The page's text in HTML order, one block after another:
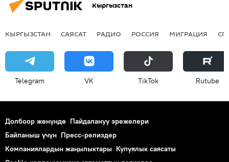
Кыргызстан
КЫРГЫЗСТАН САЯСАТ РАДИО РОССИЯ МИГРАЦИЯ
Telegram VK ТikТоk Rutube
Долбоор жөнүндө Пайдалануу эрежелери
Байланыш үчүн Пресс-релиздер
Компаниялардын жаңылыктары Купуялык саясаты